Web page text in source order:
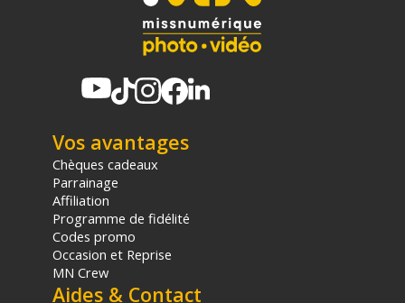
sur le prix TTC en €, les points seront effectivement calculés dans le
Vos avantages
Chèques cadeaux
Parrainage
Affiliation
Programme de fidélité
Codes promo
Occasion et Reprise
MN Crew
Aides & Contact